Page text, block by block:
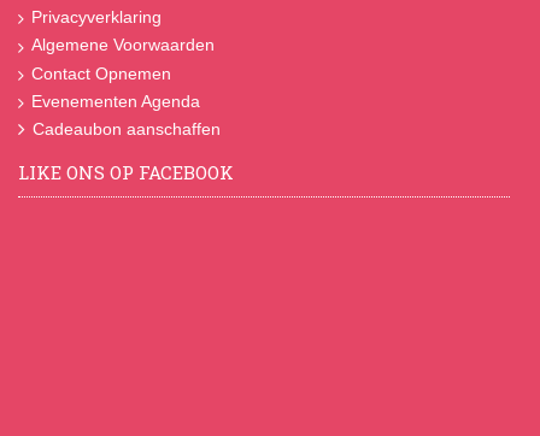
Privacyverklaring
Algemene Voorwaarden
Contact Opnemen
Evenementen Agenda
Cadeaubon aanschaffen
LIKE ONS OP FACEBOOK